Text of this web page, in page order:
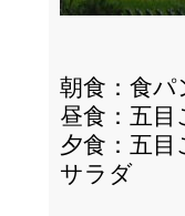
朝食：食
昼食：五目
夕食：五
サラダ